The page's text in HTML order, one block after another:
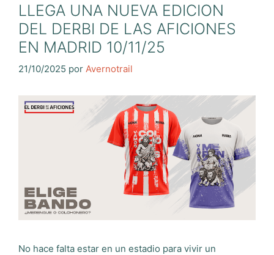
LLEGA UNA NUEVA EDICION
DEL DERBI DE LAS AFICIONES
EN MADRID 10/11/25
21/10/2025 por Avernotrail
No hace falta estar en un estadio para vivir un